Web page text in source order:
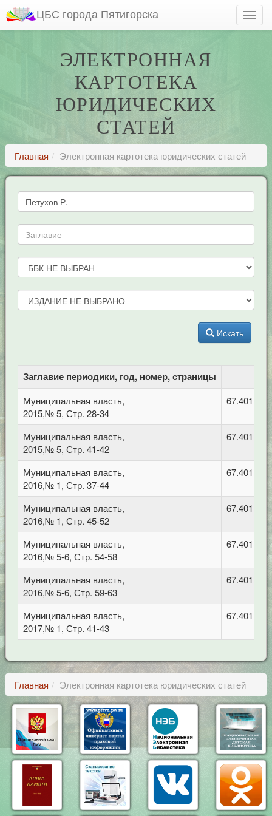
ЦБС города Пятигорска
ЭЛЕКТРОННАЯ
КАРТОТЕКА
ЮРИДИЧЕСКИХ
СТАТЕЙ
Главная Электронная картотека юридических статей
Искать
Заглавие периодики, год, номер, страницы
Муниципальная власть,
2015,№ 5, Стр. 28-34
67.401
Муниципальная власть,
2015,№ 5, Стр. 41-42
67.401
Муниципальная власть,
2016,№ 1, Стр. 37-44
67.401
Муниципальная власть,
2016,№ 1, Стр. 45-52
67.401
Муниципальная власть,
2016,№ 5-6, Стр. 54-58
67.401
Муниципальная власть,
2016,№ 5-6, Стр. 59-63
67.401
Муниципальная власть,
2017,№ 1, Стр. 41-43
67.401
Главная Электронная картотека юридических статей